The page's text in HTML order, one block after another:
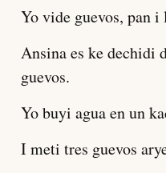
Yo vide guevos, pan i
Ansina es ke dechidi
guevos.
Yo buyi agua en un
I meti tres guevos